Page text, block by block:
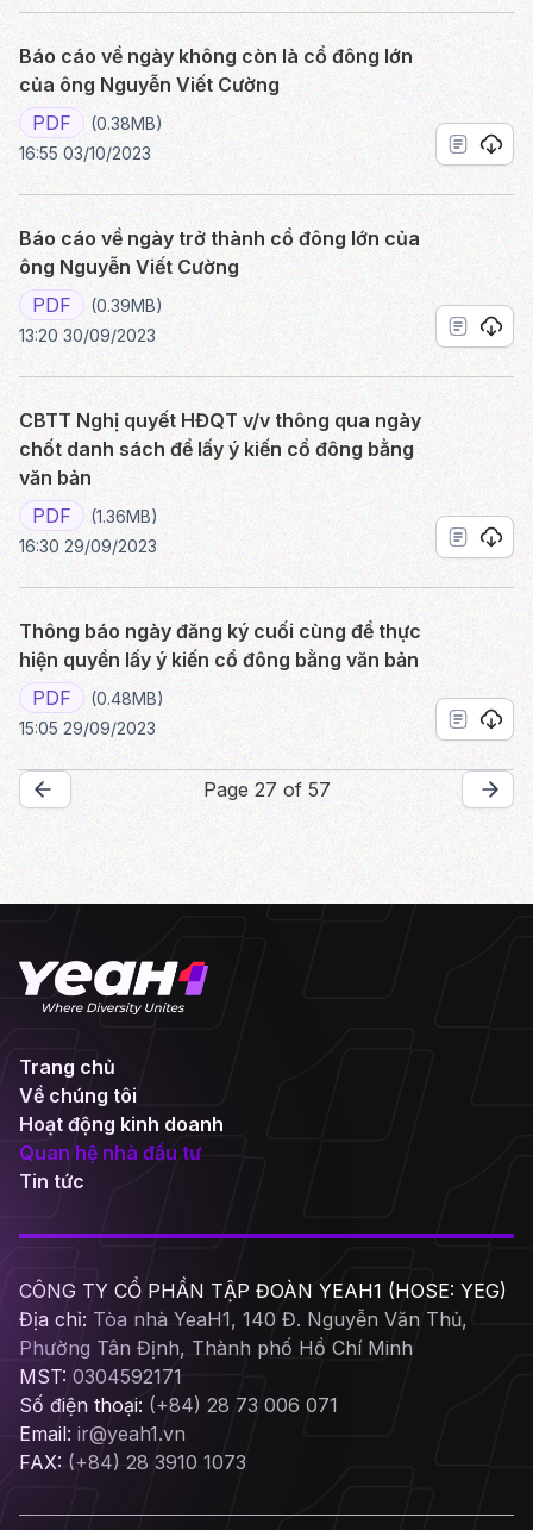
Báo cáo về ngày không còn là cổ đông lớn
của ông Nguyễn Viết Cường
PDF
(0.38MB)
16:55 03/10/2023
Báo cáo về ngày trở thành cổ đông lớn của
ông Nguyễn Viết Cường
PDF
(0.39MB)
13:20 30/09/2023
CBTT Nghị quyết HĐQT v/v thông qua ngày
chốt danh sách để lấy ý kiến cổ đông bằng
văn bản
PDF
(1.36MB)
16:30 29/09/2023
Thông báo ngày đăng ký cuối cùng để thực
hiện quyền lấy ý kiến cổ đông bằng văn bản
PDF
(0.48MB)
15:05 29/09/2023
Page 27 of 57
Trang chủ
Về chúng tôi
Hoạt động kinh doanh
Quan hệ nhà đầu tư
Tin tức
CÔNG TY CỔ PHẦN TẬP ĐOÀN YEAH1 (HOSE: YEG)
Địa chỉ: Tòa nhà YeaH1, 140 Đ. Nguyễn Văn Thủ,
Phường Tân Định, Thành phố Hồ Chí Minh
MST: 0304592171
Số điện thoại: (+84) 28 73 006 071
Email: ir@yeah1.vn
FAX: (+84) 28 3910 1073